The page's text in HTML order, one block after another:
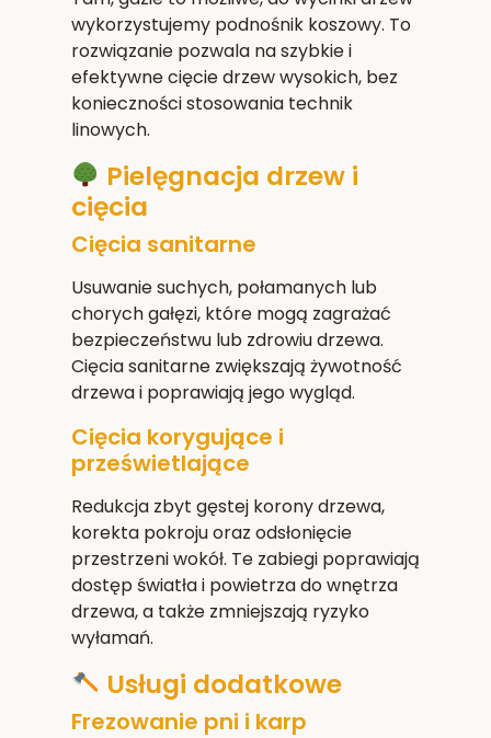
wykorzystujemy podnośnik koszowy. To
rozwiązanie pozwala na szybkie i
efektywne cięcie drzew wysokich, bez
konieczności stosowania technik
linowych.
Pielęgnacja drzew i
cięcia
Cięcia sanitarne
Usuwanie suchych, połamanych lub
chorych gałęzi, które mogą zagrażać
bezpieczeństwu lub zdrowiu drzewa.
Cięcia sanitarne zwiększają żywotność
drzewa i poprawiają jego wygląd.
Cięcia korygujące i
prześwietlające
Redukcja zbyt gęstej korony drzewa,
korekta pokroju oraz odsłonięcie
przestrzeni wokół. Te zabiegi poprawiają
dostęp światła i powietrza do wnętrza
drzewa, a także zmniejszają ryzyko
wyłamań.
Usługi dodatkowe
Frezowanie pni i karp